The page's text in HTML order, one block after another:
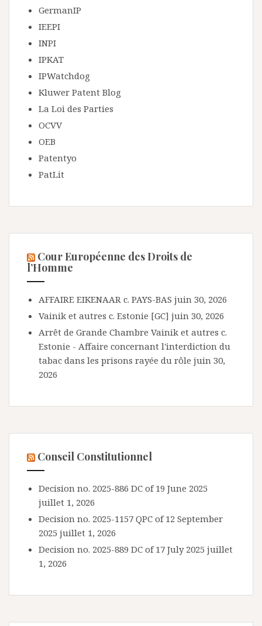
GermanIP
IEEPI
INPI
IPKAT
IPWatchdog
Kluwer Patent Blog
La Loi des Parties
OCVV
OEB
Patentyo
PatLit
Cour Européenne des Droits de
l’Homme
AFFAIRE EIKENAAR c. PAYS-BAS juin 30, 2026
Vainik et autres c. Estonie [GC] juin 30, 2026
Arrêt de Grande Chambre Vainik et autres c.
Estonie - Affaire concernant l'interdiction du
tabac dans les prisons rayée du rôle juin 30,
2026
Conseil Constitutionnel
Decision no. 2025-886 DC of 19 June 2025
juillet 1, 2026
Decision no. 2025-1157 QPC of 12 September
2025 juillet 1, 2026
Decision no. 2025-889 DC of 17 July 2025 juillet
1, 2026